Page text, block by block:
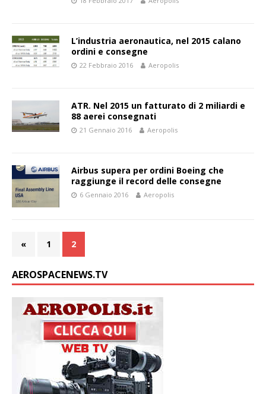
L’industria aeronautica, nel 2015 calano
ordini e consegne
22 Febbraio 2016 Aeropolis
ATR. Nel 2015 un fatturato di 2 miliardi e
88 aerei consegnati
21 Gennaio 2016 Aeropolis
Airbus supera per ordini Boeing che
raggiunge il record delle consegne
6 Gennaio 2016 Aeropolis
« 1 2
AEROSPACENEWS.TV